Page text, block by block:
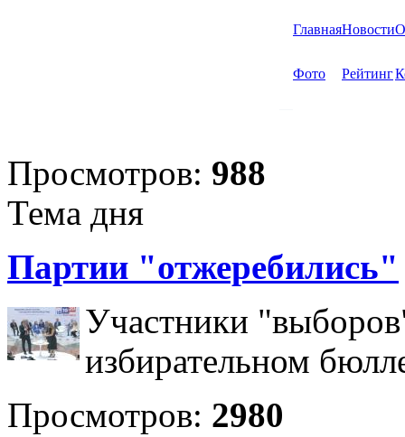
ГлавнаяНовости
Фото Рейтинг
Просмотров: 988
Тема дня
Партии "отжеребились"
Участники
избирательном
Просмотров: 2980